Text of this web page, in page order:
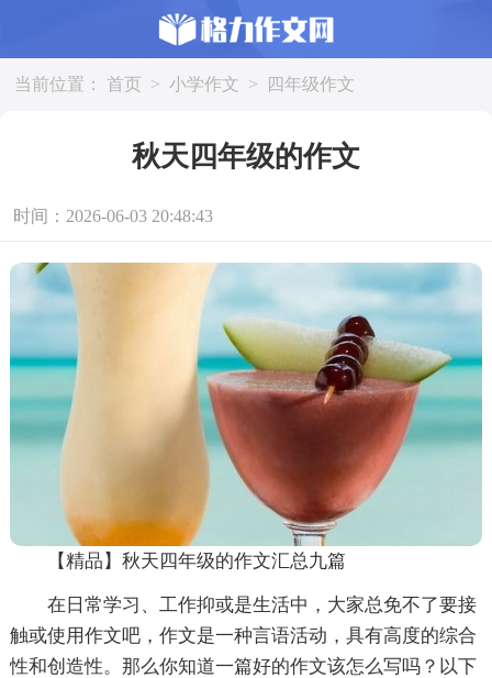
当前位置： 首页 > 小学作文 > 四年级作文
秋天四年级的作文
时间：2026-06-03 20:48:43
【精品】秋天四年级的作文汇总九篇
在日常学习、工作抑或是生活中，大家总免不了要接
触或使用作文吧，作文是一种言语活动，具有高度的综合
性和创造性。那么你知道一篇好的作文该怎么写吗？以下